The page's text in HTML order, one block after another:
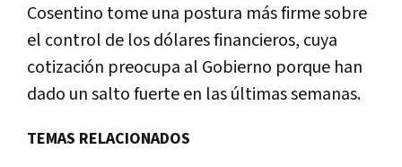
Cosentino tome una postura más firme sobre
el control de los dólares financieros, cuya
cotización preocupa al Gobierno porque han
dado un salto fuerte en las últimas semanas.
TEMAS RELACIONADOS